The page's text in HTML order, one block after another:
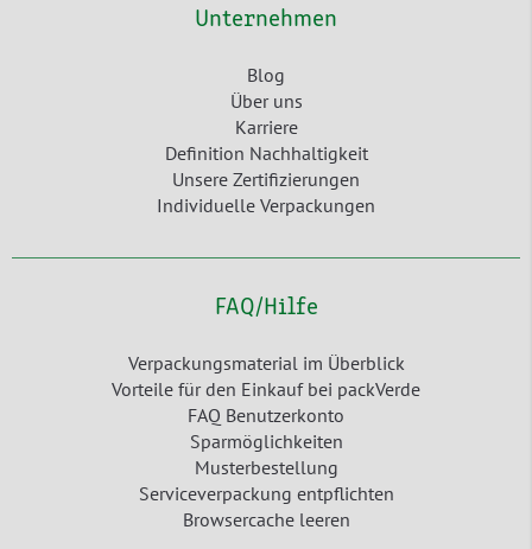
Unternehmen
Blog
Über uns
Karriere
Definition Nachhaltigkeit
Unsere Zertifizierungen
Individuelle Verpackungen
FAQ/Hilfe
Verpackungsmaterial im Überblick
Vorteile für den Einkauf bei packVerde
FAQ Benutzerkonto
Sparmöglichkeiten
Musterbestellung
Serviceverpackung entpflichten
Browsercache leeren